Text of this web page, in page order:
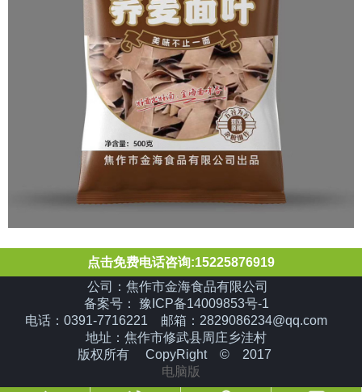
点击免费电话咨询:15225876919
公司：焦作市金海食品有限公司
备案号： 豫ICP备14009853号-1
电话：0391-7716221 邮箱：2829086234@qq.com
地址：焦作市修武县周庄乡洼村
版权所有 CopyRight © 2017
电脑版